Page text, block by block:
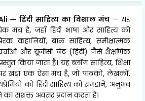
— हिंदी साहित्य का विशाल मंच — यह
मंच है, जहाँ हिंदी भाषा और साहित्य को
कहानियों, बाल साहित्य, समीक्षात्मक
और यूजीसी नेट (हिंदी) जैसे शैक्षणिक
किया जाता है। यह ब्लॉग साहित्य, शिक्षा
खड़ा एक ऐसा मंच है, जो पाठकों, लेखकों,
को हिंदी साहित्य को समझने, अनुभव
सशक्त अवसर प्रदान करता है।